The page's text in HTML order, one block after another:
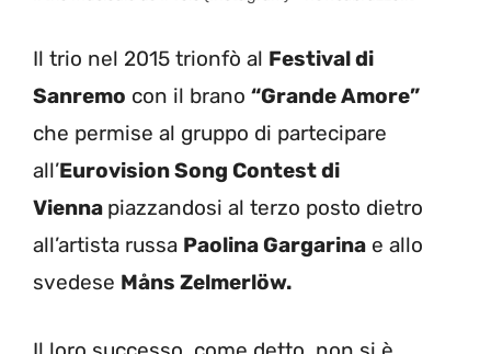
Il trio nel 2015 trionfò al Festival di
Sanremo con il brano “Grande Amore”
che permise al gruppo di partecipare
all’Eurovision Song Contest di
Vienna piazzandosi al terzo posto dietro
all’artista russa Paolina Gargarina e allo
svedese Måns Zelmerlöw.